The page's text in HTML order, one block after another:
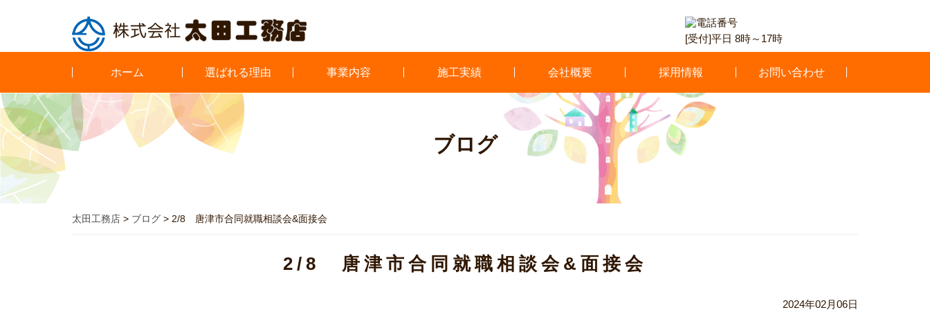
[受付]平日 8時～17時
ホーム 選ばれる理由 事業内容 施工実績 会社概要 採用情報 お問い合わせ
ブログ
太田工務店 > ブログ > 2/8 唐津市合同就職相談会&面接会
2/8 唐津市合同就職相談会&面接会
2024年02月06日